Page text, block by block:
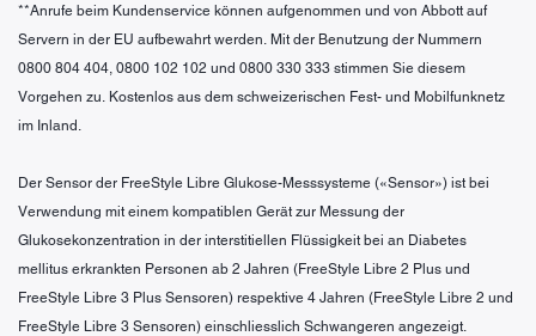
**Anrufe beim Kundenservice können aufgenommen und von Abbott auf
Servern in der EU aufbewahrt werden. Mit der Benutzung der Nummern
0800 804 404, 0800 102 102 und 0800 330 333 stimmen Sie diesem
Vorgehen zu. Kostenlos aus dem schweizerischen Fest- und Mobilfunknetz
im Inland.
Der Sensor der FreeStyle Libre Glukose-Messsysteme («Sensor») ist bei
Verwendung mit einem kompatiblen Gerät zur Messung der
Glukosekonzentration in der interstitiellen Flüssigkeit bei an Diabetes
mellitus erkrankten Personen ab 2 Jahren (FreeStyle Libre 2 Plus und
FreeStyle Libre 3 Plus Sensoren) respektive 4 Jahren (FreeStyle Libre 2 und
FreeStyle Libre 3 Sensoren) einschliesslich Schwangeren angezeigt.